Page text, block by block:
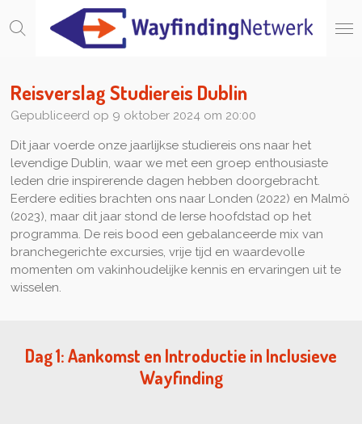
direct
hoofdinhoud
Reisverslag Studiereis Dublin
Gepubliceerd op 9 oktober 2024 om 20:00
Dit jaar voerde onze jaarlijkse studiereis ons naar het
levendige Dublin, waar we met een groep enthousiaste
leden drie inspirerende dagen hebben doorgebracht.
Eerdere edities brachten ons naar Londen (2022) en Malmö
(2023), maar dit jaar stond de Ierse hoofdstad op het
programma. De reis bood een gebalanceerde mix van
branchegerichte excursies, vrije tijd en waardevolle
momenten om vakinhoudelijke kennis en ervaringen uit te
wisselen.
Dag 1:Aankomst en Introductie in Inclusieve
Wayfinding